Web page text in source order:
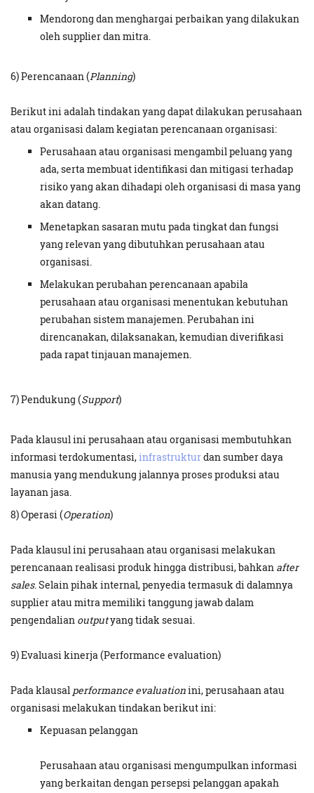
Mendorong dan menghargai perbaikan yang dilakukan
oleh supplier dan mitra.
6) Perencanaan (Planning)
Berikut ini adalah tindakan yang dapat dilakukan perusahaan
atau organisasi dalam kegiatan perencanaan organisasi:
Perusahaan atau organisasi mengambil peluang yang
ada, serta membuat identifikasi dan mitigasi terhadap
risiko yang akan dihadapi oleh organisasi di masa yang
akan datang.
Menetapkan sasaran mutu pada tingkat dan fungsi
yang relevan yang dibutuhkan perusahaan atau
organisasi.
Melakukan perubahan perencanaan apabila
perusahaan atau organisasi menentukan kebutuhan
perubahan sistem manajemen. Perubahan ini
direncanakan, dilaksanakan, kemudian diverifikasi
pada rapat tinjauan manajemen.
7) Pendukung (Support)
Pada klausul ini perusahaan atau organisasi membutuhkan
informasi terdokumentasi,infrastrukturdan sumber daya
manusia yang mendukung jalannya proses produksi atau
layanan jasa.
8) Operasi (Operation)
Pada klausul ini perusahaan atau organisasi melakukan
perencanaan realisasi produk hingga distribusi, bahkan after
sales. Selain pihak internal, penyedia termasuk di dalamnya
supplier atau mitra memiliki tanggung jawab dalam
pengendalian outputyang tidak sesuai.
9) Evaluasi kinerja (Performance evaluation)
Pada klausal performance evaluationini, perusahaan atau
organisasi melakukan tindakan berikut ini:
Kepuasan pelanggan
Perusahaan atau organisasi mengumpulkan informasi
yang berkaitan dengan persepsi pelanggan apakah